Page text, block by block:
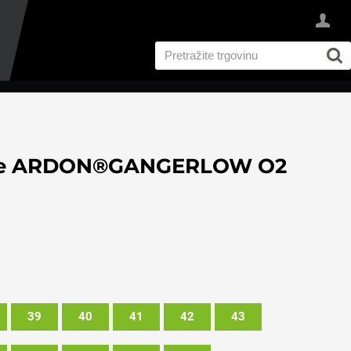
O2
39 40 41 42 43